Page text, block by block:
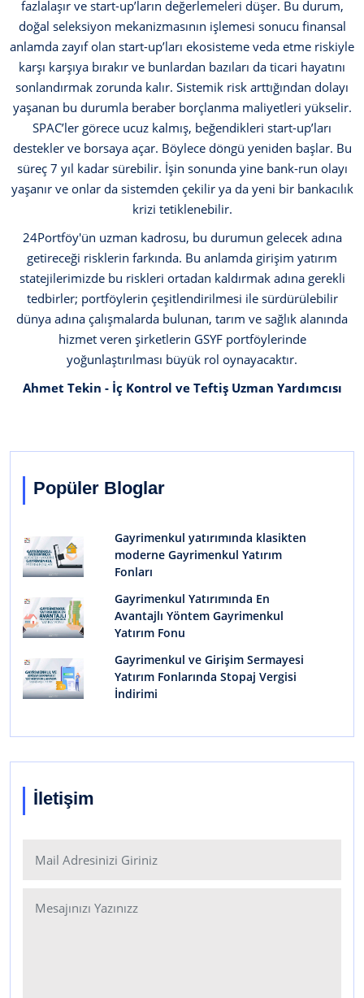
fazlalaşır ve start-up’ların değerlemeleri düşer. Bu durum,
doğal seleksiyon mekanizmasının işlemesi sonucu finansal
anlamda zayıf olan start-up’ları ekosisteme veda etme riskiyle
karşı karşıya bırakır ve bunlardan bazıları da ticari hayatını
sonlandırmak zorunda kalır. Sistemik risk arttığından dolayı
yaşanan bu durumla beraber borçlanma maliyetleri yükselir.
SPAC’ler görece ucuz kalmış, beğendikleri start-up’ları
destekler ve borsaya açar. Böylece döngü yeniden başlar. Bu
süreç 7 yıl kadar sürebilir. İşin sonunda yine bank-run olayı
yaşanır ve onlar da sistemden çekilir ya da yeni bir bankacılık
krizi tetiklenebilir.
24Portföy'ün uzman kadrosu, bu durumun gelecek adına
getireceği risklerin farkında. Bu anlamda girişim yatırım
statejilerimizde bu riskleri ortadan kaldırmak adına gerekli
tedbirler; portföylerin çeşitlendirilmesi ile sürdürülebilir
dünya adına çalışmalarda bulunan, tarım ve sağlık alanında
hizmet veren şirketlerin GSYF portföylerinde
yoğunlaştırılması büyük rol oynayacaktır.
Ahmet Tekin - İç Kontrol ve Teftiş Uzman Yardımcısı
Popüler Bloglar
Gayrimenkul yatırımında klasikten
moderne Gayrimenkul Yatırım
Fonları
Gayrimenkul Yatırımında En
Avantajlı Yöntem Gayrimenkul
Yatırım Fonu
Gayrimenkul ve Girişim Sermayesi
Yatırım Fonlarında Stopaj Vergisi
İndirimi
İletişim